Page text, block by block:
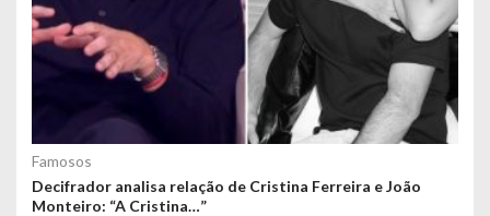
Famosos
Decifrador analisa relação de Cristina Ferreira e João
Monteiro: “A Cristina…”